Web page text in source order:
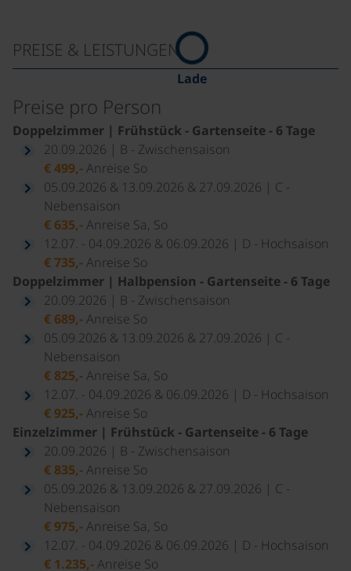
Lade
PREISE & LEISTUNGEN
Preise pro Person
Doppelzimmer | Frühstück - Gartenseite - 6 Tage
20.09.2026 | B - Zwischensaison
€ 499,-Anreise So
05.09.2026 & 13.09.2026 & 27.09.2026 | C -
Nebensaison
€ 635,-Anreise Sa, So
12.07. - 04.09.2026 & 06.09.2026 | D - Hochsaison
€ 735,-Anreise So
Doppelzimmer | Halbpension - Gartenseite - 6 Tage
20.09.2026 | B - Zwischensaison
€ 689,-Anreise So
05.09.2026 & 13.09.2026 & 27.09.2026 | C -
Nebensaison
€ 825,-Anreise Sa, So
12.07. - 04.09.2026 & 06.09.2026 | D - Hochsaison
€ 925,-Anreise So
Einzelzimmer | Frühstück - Gartenseite - 6 Tage
20.09.2026 | B - Zwischensaison
€ 835,-Anreise So
05.09.2026 & 13.09.2026 & 27.09.2026 | C -
Nebensaison
€ 975,-Anreise Sa, So
12.07. - 04.09.2026 & 06.09.2026 | D - Hochsaison
€ 1.235,-Anreise So